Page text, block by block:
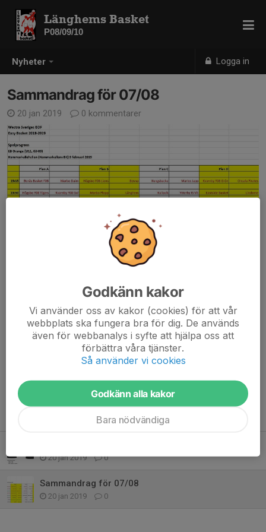
Nyheter Logga in
Länghems Basket
P08/09/10
Sammandrag för 07/08
20 jan 2019 0 kommentarer
20 jan 2019 0
Sammandrag för 07/08
20 jan 2019 0
Godkänn kakor
Vi använder oss av kakor (cookies) för att vår
webbplats ska fungera bra för dig. De används
även för webbanalys i syfte att hjälpa oss att
förbättra våra tjänster.
Så använder vi cookies
Godkänn alla kakor
Bara nödvändiga